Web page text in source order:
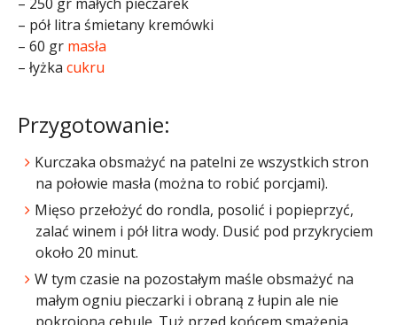
– 250 gr małych pieczarek
– pół litra śmietany kremówki
– 60 gr masła
– łyżka cukru
Przygotowanie:
Kurczaka obsmażyć na patelni ze wszystkich stron
na połowie masła (można to robić porcjami).
Mięso przełożyć do rondla, posolić i popieprzyć,
zalać winem i pół litra wody. Dusić pod przykryciem
około 20 minut.
W tym czasie na pozostałym maśle obsmażyć na
małym ogniu pieczarki i obraną z łupin ale nie